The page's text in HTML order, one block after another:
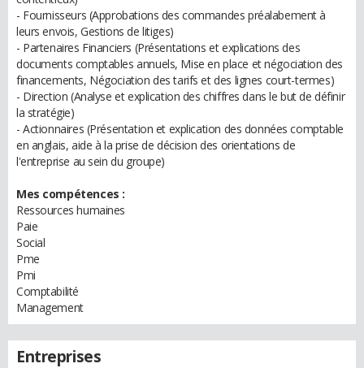
- Fournisseurs (Approbations des commandes préalabement à
leurs envois, Gestions de litiges)
- Partenaires Financiers (Présentations et explications des
documents comptables annuels, Mise en place et négociation des
financements, Négociation des tarifs et des lignes court-termes)
- Direction (Analyse et explication des chiffres dans le but de définir
la stratégie)
- Actionnaires (Présentation et explication des données comptable
en anglais, aide à la prise de décision des orientations de
l'entreprise au sein du groupe)
Mes compétences :
Ressources humaines
Paie
Social
Pme
Pmi
Comptabilité
Management
Entreprises